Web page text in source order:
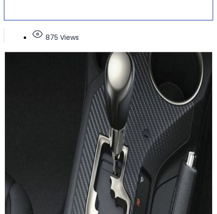
875 Views